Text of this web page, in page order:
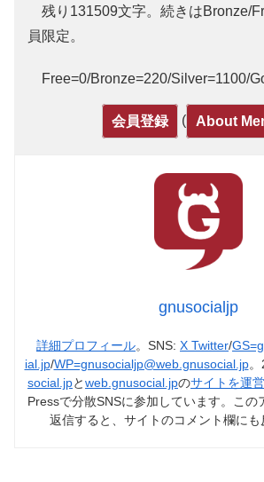
残り131509文字。続きはBronze/
員限定。
Free=0/Bronze=220/Silver=1100/
会員登録 ( About
gnusocialjp
詳細プロフィール。SNS: X Twitter/
ial.jp/WP=gnusocialjp@web.gnusocial.jp。
social.jpとweb.gnusocial.jpのサイトを運営
Pressで分散SNSに参加しています。この
返信すると、サイトのコメント欄にも